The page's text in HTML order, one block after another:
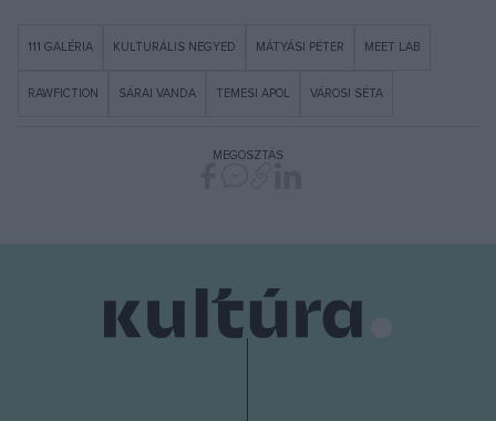
111 GALÉRIA KULTURÁLIS NEGYED MÁTYÁSI PÉTER MEET LAB
RAWFICTION SÁRAI VANDA TEMESI APOL VÁROSI SÉTA
MEGOSZTÁS